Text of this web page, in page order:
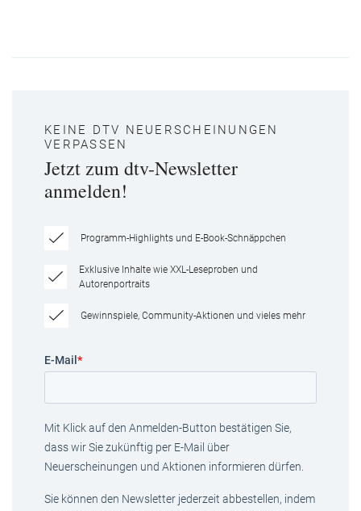
KEINE DTV NEUERSCHEINUNGEN
VERPASSEN
Jetzt zum dtv-Newsletter
anmelden!
Programm-Highlights und E-Book-Schnäppchen
Exklusive Inhalte wie XXL-Leseproben und
Autorenportraits
Gewinnspiele, Community-Aktionen und vieles mehr
E-Mail *
Mit Klick auf den Anmelden-Button bestätigen Sie,
dass wir Sie zukünftig per E-Mail über
Neuerscheinungen und Aktionen informieren dürfen.
Sie können den Newsletter jederzeit abbestellen, indem